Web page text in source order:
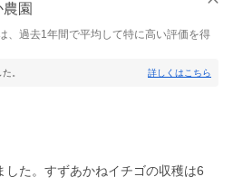
園
、過去1年間で平均して特に高い評価を得
。 詳しくはこちら
した。すずあかねイチゴの収穫は6